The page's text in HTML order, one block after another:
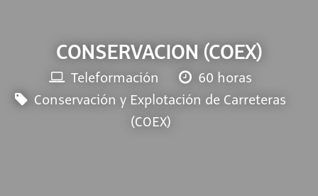
CONSERVACION (COEX)
Teleformación
60 horas
Conservación y Explotación de Carreteras
(COEX)